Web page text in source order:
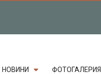
НОВИНИ ФОТОГАЛЕРИЯ